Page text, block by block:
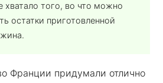
хватало того, во что можно
остатки приготовленной
Франции придумали отлично